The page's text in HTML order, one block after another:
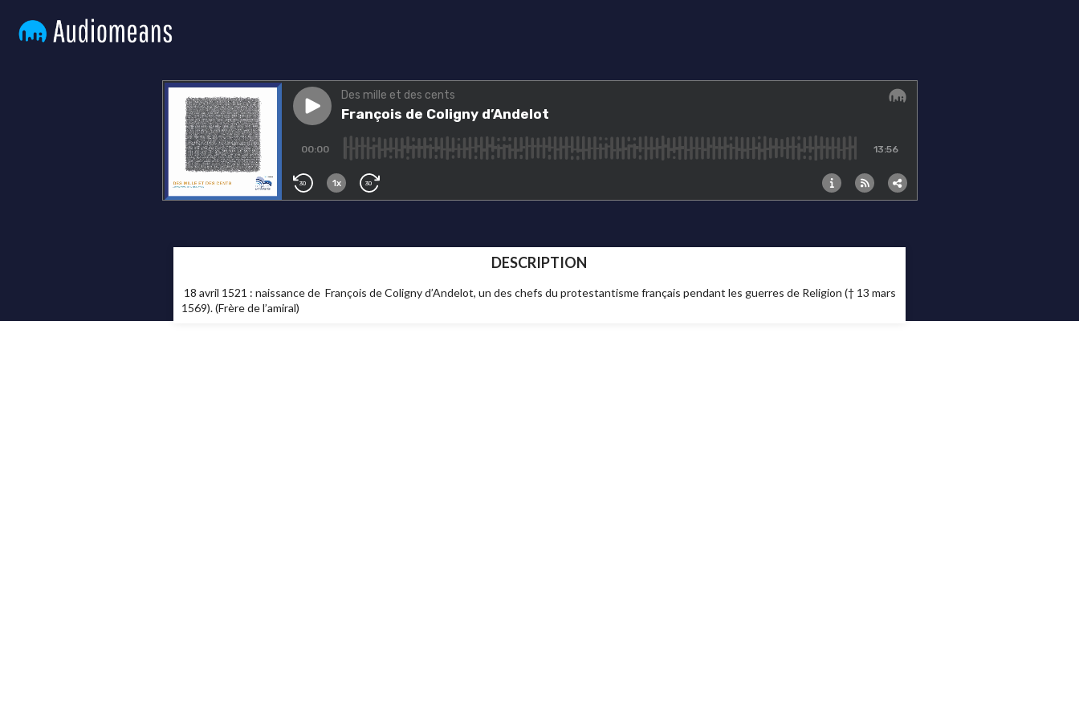
DESCRIPTION
18 avril 1521 : naissance de François de Coligny d’Andelot, un des chefs du protestantisme français pendant les guerres de Religion († 13 mars
1569). (Frère de l’amiral)